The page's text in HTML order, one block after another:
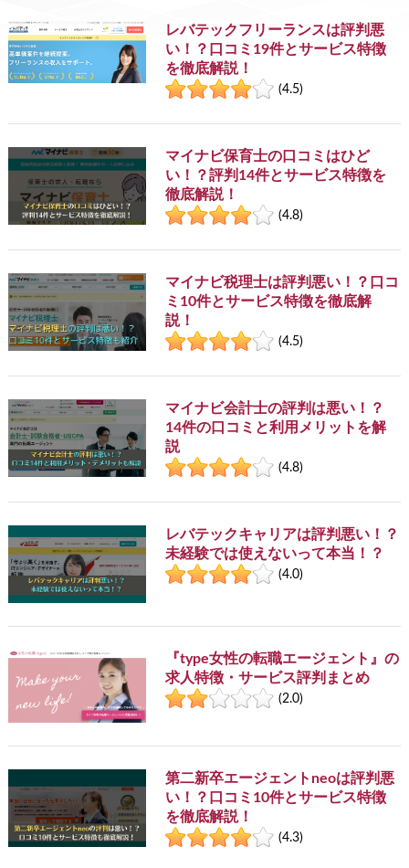
レバテックフリーランスは評判悪
い！？口コミ19件とサービス特徴
を徹底解説！
(4.5)
マイナビ保育士の口コミはひど
い！？評判14件とサービス特徴を
徹底解説！
(4.8)
マイナビ税理士は評判悪い！？口コ
ミ10件とサービス特徴を徹底解
説！
(4.5)
マイナビ会計士の評判は悪い！？
14件の口コミと利用メリットを解
説
(4.8)
レバテックキャリアは評判悪い！？
未経験では使えないって本当！？
(4.0)
『type女性の転職エージェント』の
求人特徴・サービス評判まとめ
(2.0)
第二新卒エージェントneoは評判悪
い！？口コミ10件とサービス特徴
を徹底解説！
(4.3)